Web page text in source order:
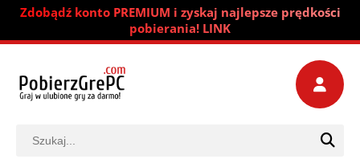
Zdobądź konto PREMIUM i zyskaj najlepsze prędkości
pobierania! LINK